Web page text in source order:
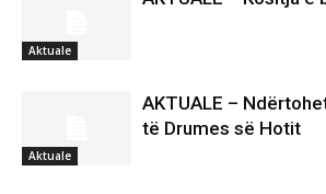
Aktuale
Aktuale
AKTUALE –
të Drumes së Hotit